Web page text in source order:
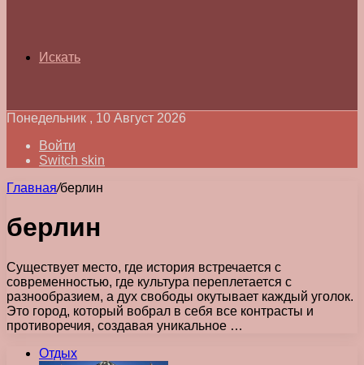
Искать
Понедельник , 10 Август 2026
Войти
Switch skin
Главная/берлин
берлин
Существует место, где история встречается с
современностью, где культура переплетается с
разнообразием, а дух свободы окутывает каждый уголок.
Это город, который вобрал в себя все контрасты и
противоречия, создавая уникальное …
Отдых